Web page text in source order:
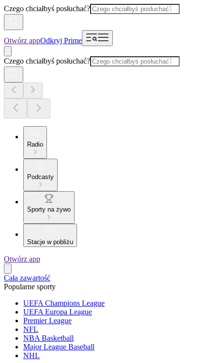
Czego chciałbyś posłuchać?
Otwórz appOdkryj Prime
Czego chciałbyś posłuchać?
Radio
Podcasty
Sporty na żywo
Stacje w pobliżu
Otwórz app
Cała zawartość
Popularne sporty
UEFA Champions League
UEFA Europa League
Premier League
NFL
NBA Basketball
Major League Baseball
NHL